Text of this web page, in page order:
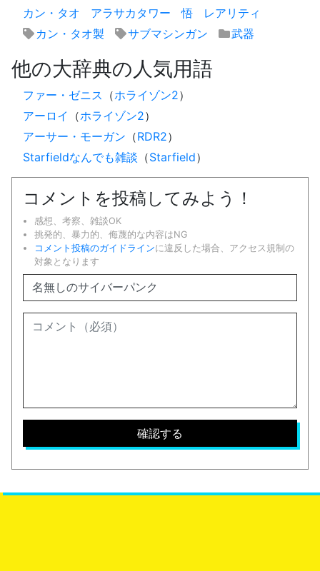
カン・タオ
アラサカタワー 悟
レアリティ
カン・タオ製
サブマシンガン 武器
他の大辞典の人気用語
ファー・ゼニス （ホライゾン2）
アーロイ
（ホライゾン2）
アーサー・モーガン （RDR2）
Starfieldなんでも雑談 （Starfield）
コメントを投稿してみよう！
感想、考察、雑談OK
挑発的、暴力的、侮蔑的な内容はNG
コメント投稿のガイドラインに違反した場合、アクセス規制の
対象となります